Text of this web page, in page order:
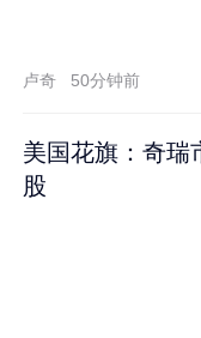
卢奇 50分钟前
美国花旗：奇瑞
股